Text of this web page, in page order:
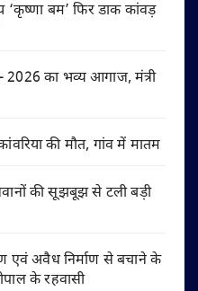
‘कृष्णा बम’ फिर डाक कांवड़
2026 का भव्य आगाज, मंत्री
की मौत, गांव में मातम
की सूझबूझ से टली बड़ी
एवं अवैध निर्माण से बचाने के
के रहवासी